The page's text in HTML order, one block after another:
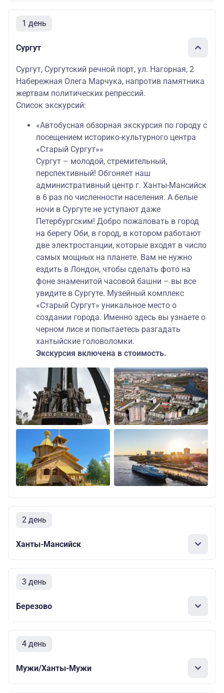
1 день
Сургут
Сургут, Сургутский речной порт, ул. Нагорная, 2
Набережная Олега Марчука, напротив памятника
жертвам политических репрессий.
Список экскурсий:
«Автобусная обзорная экскурсия по городу с
посещением историко-культурного центра
«Старый Сургут»»
Сургут – молодой, стремительный,
перспективный! Обгоняет наш
административный центр г. Ханты-Мансийск
в 6 раз по численности населения. А белые
ночи в Сургуте не уступают даже
Петербургским! Добро пожаловать в город
на берегу Оби, в город, в котором работают
две электростанции, которые входят в число
самых мощных на планете. Вам не нужно
ездить в Лондон, чтобы сделать фото на
фоне знаменитой часовой башни – вы все
увидите в Сургуте. Музейный комплекс
«Старый Сургут» уникальное место о
создании города. Именно здесь вы узнаете о
черном лисе и попытаетесь разгадать
хантыйские головоломки.
Экскурсия включена в стоимость.
2 день
Ханты-Мансийск
3 день
Березово
4 день
Мужи/Ханты-Мужи